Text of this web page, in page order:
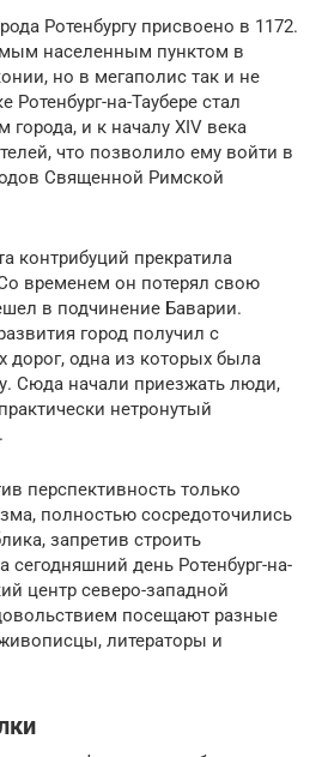
Ротенбургу присвоено в 1172.
населенным пунктом в
но в мегаполис так и не
Ротенбург-на-Таубере стал
и к началу XIV века
что позволило ему войти в
Священной Римской
контрибуций прекратила
временем он потерял свою
в подчинение Баварии.
город получил с
одна из которых была
Сюда начали приезжать люди,
нетронутый
перспективность только
полностью сосредоточились
запретив строить
день Ротенбург-на-
центр северо-западной
посещают разные
литераторы и